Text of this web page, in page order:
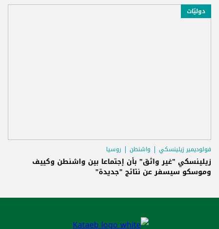
دوليّات
فولوديمير زيلينسكي واشنطن روسيا
زيلينسكي "غير واثق" بأن إجتماعا بين واشنطن وكييف
وموسكو سيسفر عن نتائج "جديدة"